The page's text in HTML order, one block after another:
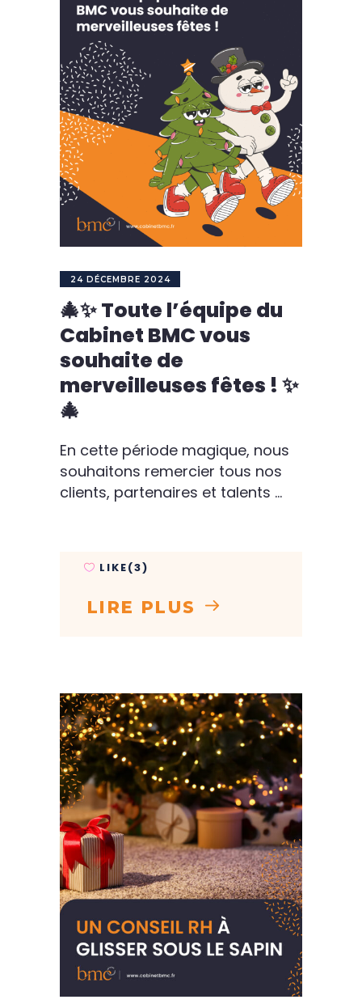
24 DÉCEMBRE 2024
🎄✨ Toute l’équipe du
Cabinet BMC vous
souhaite de
merveilleuses fêtes ! ✨
🎄
En cette période magique, nous
souhaitons remercier tous nos
clients, partenaires et talents
LIKE(3)
LIRE PLUS